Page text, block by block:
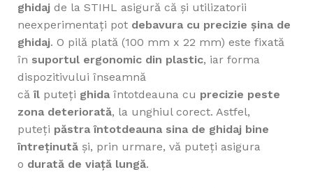
ghidaj de la STIHL asigură că și utilizatorii
neexperimentați pot debavura cu precizie şina de
ghidaj. O pilă plată (100 mm x 22 mm) este fixată
în suportul ergonomic din plastic, iar forma
dispozitivului înseamnă
căîl puteți ghida întotdeauna cu precizie peste
zona deteriorată, la unghiul corect. Astfel,
puteți păstra întotdeauna sina de ghidaj bine
întreținută și, prin urmare, vă puteți asigura
o durată de viață lungă.